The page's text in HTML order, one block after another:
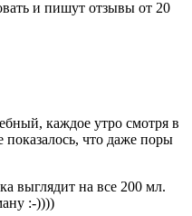
и пишут отзывы от 20
каждое утро смотря в
показалось, что даже поры
выглядит на все 200 мл.
:-))))